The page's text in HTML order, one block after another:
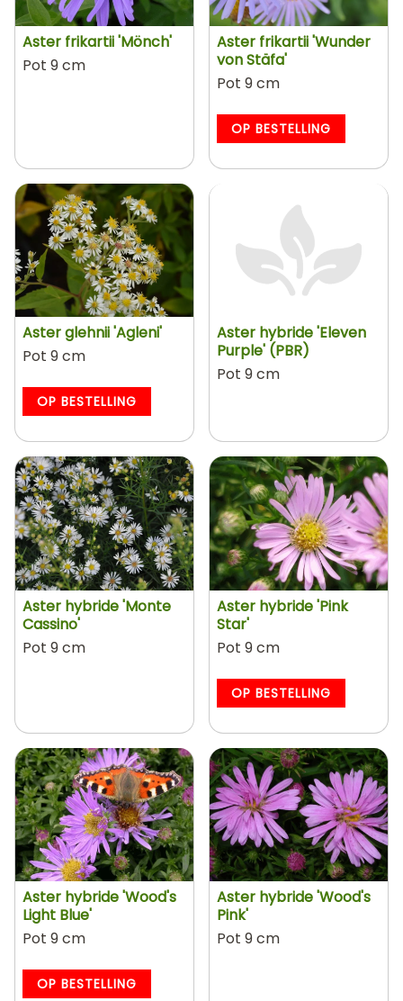
Aster frikartii 'Mönch'
Pot 9 cm
Aster frikartii 'Wunder
von Stäfa'
Pot 9 cm
OP BESTELLING
Aster glehnii 'Agleni'
Pot 9 cm
OP BESTELLING
Aster hybride 'Eleven
Purple' (PBR)
Pot 9 cm
Aster hybride 'Monte
Cassino'
Pot 9 cm
Aster hybride 'Pink
Star'
Pot 9 cm
OP BESTELLING
Aster hybride 'Wood's
Light Blue'
Pot 9 cm
OP BESTELLING
Aster hybride 'Wood's
Pink'
Pot 9 cm